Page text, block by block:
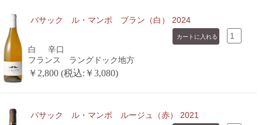
バサック ル・マンポ ブラン（白） 2024
白
辛口
フランス ラングドック地方
￥2,800 (税込:￥3,080)
バサック ル・マンポ ルージュ（赤） 2021